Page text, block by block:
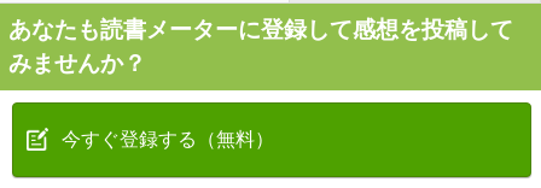
あなたも読書メーターに登録して感想を投稿して
みませんか？
今すぐ登録する（無料）